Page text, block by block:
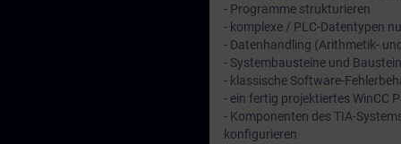
- Programme strukturieren
- komplexe / PLC-Datentypen
- Datenhandling (Arithmetik-
- Systembausteine und
- klassische Software-
- ein fertig projektiertes WinCC
- Komponenten des TIA-
konfigurieren